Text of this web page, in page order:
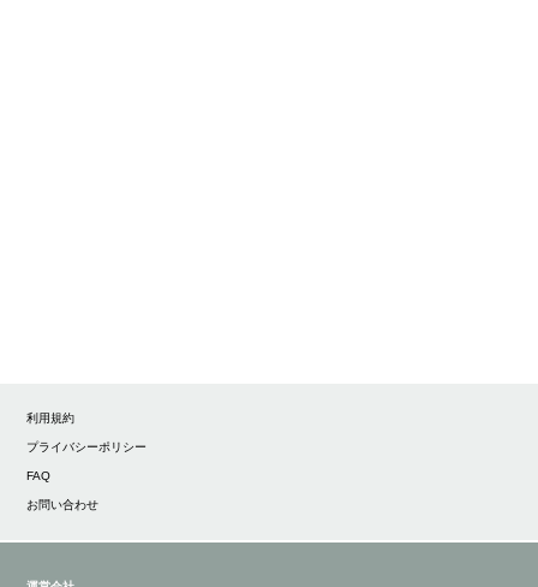
利用規約
プライバシーポリシー
FAQ
お問い合わせ